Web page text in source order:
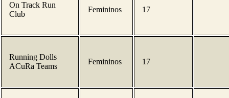
On Track Run
Club
Femininos 17
Running Dolls
ACuRa Teams
Femininos 17